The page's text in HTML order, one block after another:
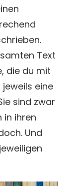
Text
die du mit
eine
sind zwar
in ihren
Und